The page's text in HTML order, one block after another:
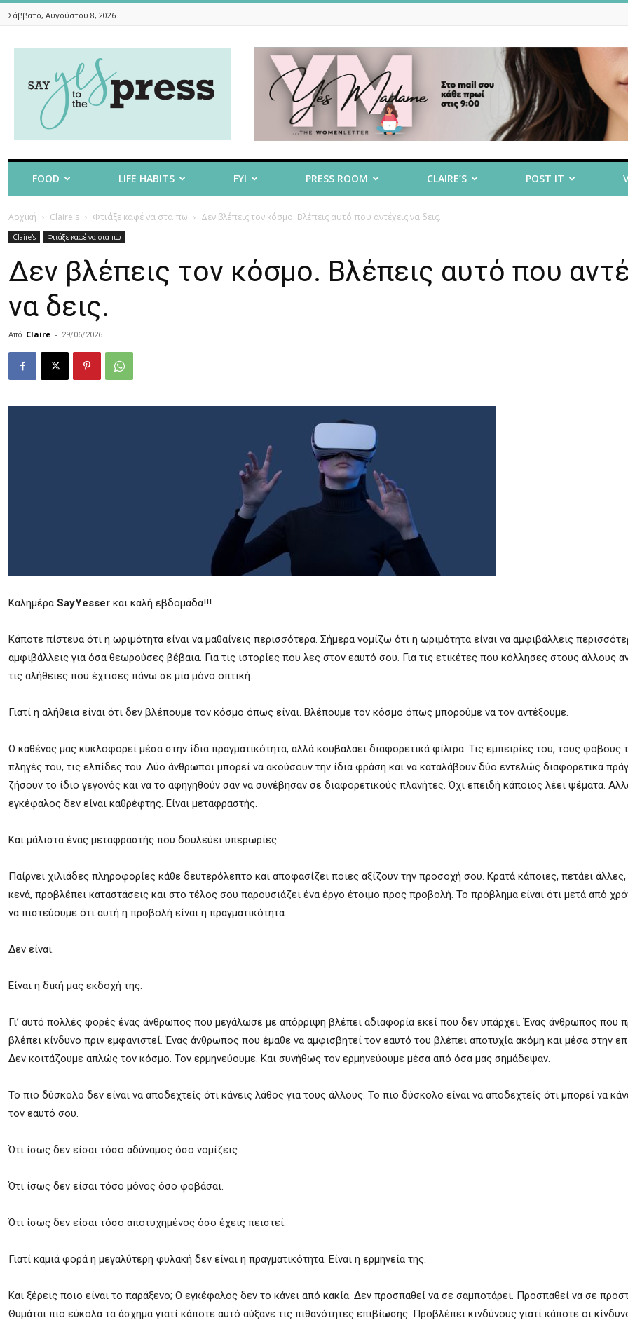
Σάββατο, Αυγούστου 8, 2026
To
The
FOOD LIFE HABITS FYI PRESS ROOM CLAIRE’S POST IT
Αρχική Claire's Φτιάξε καφέ να στα πω Δεν βλέπεις τον κόσμο. Βλέπεις αυτό που αντέχεις να δεις.
Claire's Φτιάξε καφέ να στα πω
Δεν βλέπεις τον κόσμο. Βλέπεις αυτό που
να δεις.
Από Claire - 29/06/2026
Καλημέρα SayYesser και καλή εβδομάδα!!!
Κάποτε πίστευα ότι η ωριμότητα είναι να μαθαίνεις περισσότερα. Σήμερα νομίζω ότι η ωριμότητα είναι να αμφιβάλλεις
αμφιβάλλεις για όσα θεωρούσες βέβαια. Για τις ιστορίες που λες στον εαυτό σου. Για τις ετικέτες που κόλλησες στους άλλους
τις αλήθειες που έχτισες πάνω σε μία μόνο οπτική.
Γιατί η αλήθεια είναι ότι δεν βλέπουμε τον κόσμο όπως είναι. Βλέπουμε τον κόσμο όπως μπορούμε να τον αντέξουμε.
Ο καθένας μας κυκλοφορεί μέσα στην ίδια πραγματικότητα, αλλά κουβαλάει διαφορετικά φίλτρα. Τις εμπειρίες του, τους φόβους
πληγές του, τις ελπίδες του. Δύο άνθρωποι μπορεί να ακούσουν την ίδια φράση και να καταλάβουν δύο εντελώς διαφορετικά
ζήσουν το ίδιο γεγονός και να το αφηγηθούν σαν να συνέβησαν σε διαφορετικούς πλανήτες. Όχι επειδή κάποιος λέει ψέματα.
εγκέφαλος δεν είναι καθρέφτης. Είναι μεταφραστής.
Και μάλιστα ένας μεταφραστής που δουλεύει υπερωρίες.
Παίρνει χιλιάδες πληροφορίες κάθε δευτερόλεπτο και αποφασίζει ποιες αξίζουν την προσοχή σου. Κρατά κάποιες, πετάει
κενά, προβλέπει καταστάσεις και στο τέλος σου παρουσιάζει ένα έργο έτοιμο προς προβολή. Το πρόβλημα είναι ότι μετά από
να πιστεύουμε ότι αυτή η προβολή είναι η πραγματικότητα.
Δεν είναι.
Είναι η δική μας εκδοχή της.
Γι’ αυτό πολλές φορές ένας άνθρωπος που μεγάλωσε με απόρριψη βλέπει αδιαφορία εκεί που δεν υπάρχει. Ένας άνθρωπος που
βλέπει κίνδυνο πριν εμφανιστεί. Ένας άνθρωπος που έμαθε να αμφισβητεί τον εαυτό του βλέπει αποτυχία ακόμη και μέσα στην
Δεν κοιτάζουμε απλώς τον κόσμο. Τον ερμηνεύουμε. Και συνήθως τον ερμηνεύουμε μέσα από όσα μας σημάδεψαν.
Το πιο δύσκολο δεν είναι να αποδεχτείς ότι κάνεις λάθος για τους άλλους. Το πιο δύσκολο είναι να αποδεχτείς ότι μπορεί να
τον εαυτό σου.
Ότι ίσως δεν είσαι τόσο αδύναμος όσο νομίζεις.
Ότι ίσως δεν είσαι τόσο μόνος όσο φοβάσαι.
Ότι ίσως δεν είσαι τόσο αποτυχημένος όσο έχεις πειστεί.
Γιατί καμιά φορά η μεγαλύτερη φυλακή δεν είναι η πραγματικότητα. Είναι η ερμηνεία της.
Και ξέρεις ποιο είναι το παράξενο; Ο εγκέφαλος δεν το κάνει από κακία. Δεν προσπαθεί να σε σαμποτάρει. Προσπαθεί να σε
Θυμάται πιο εύκολα τα άσχημα γιατί κάποτε αυτό αύξανε τις πιθανότητες επιβίωσης. Προβλέπει κινδύνους γιατί κάποτε οι